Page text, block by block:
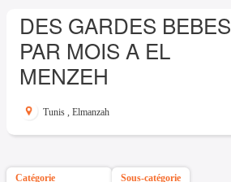
DES GARDES BEBES
PAR MOIS A EL
MENZEH
Tunis , Elmanzah
Catégorie Sous-catégorie